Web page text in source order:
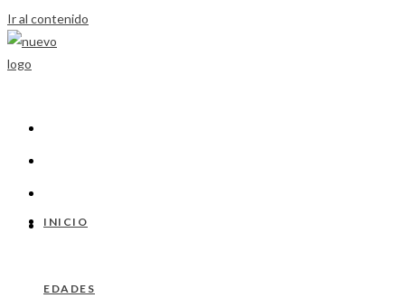
Ir al contenido
INICIO
EDADES